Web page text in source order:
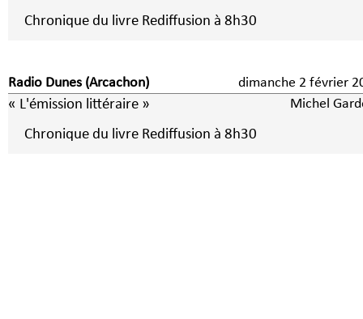
Chronique du livre Rediffusion à 8h30
Radio Dunes (Arcachon) dimanche 2
« L'émission littéraire » Michel
Chronique du livre Rediffusion à 8h30